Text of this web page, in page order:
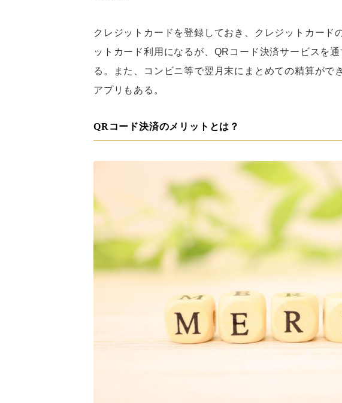
クレジットカードを登録しておき、クレジットカード
ットカード利用になるが、QRコード決済サービスを
る。また、コンビニ等で翌月末にまとめての精算がで
アプリもある。
QRコード決済のメリットとは？